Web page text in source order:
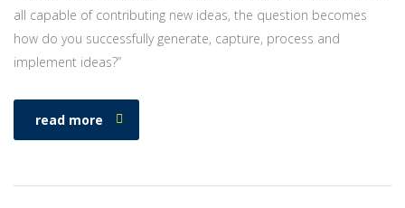
all capable of contributing new ideas, the question becomes
how do you successfully generate, capture, process and
implement ideas?”
read more